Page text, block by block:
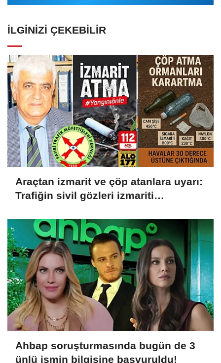
İLGINIZI ÇEKEBILIR
Araçtan izmarit ve çöp atanlara uyarı:
Trafiğin sivil gözleri izmariti
Ahbap soruşturmasında bugün de 3
ünlü ismin bilgisine başvuruldu!